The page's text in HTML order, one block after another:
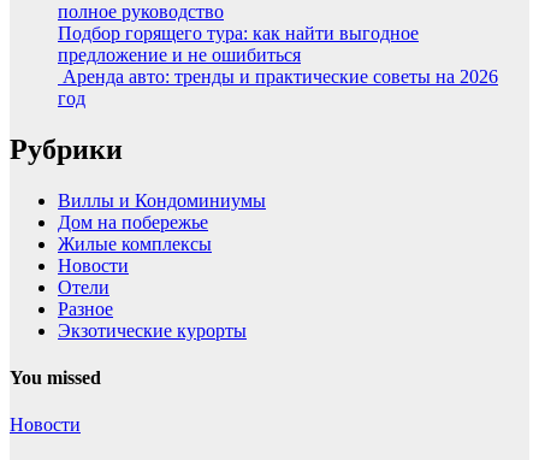
полное руководство
Подбор горящего тура: как найти выгодное
предложение и не ошибиться
Аренда авто: тренды и практические советы на 2026
год
Рубрики
Виллы и Кондоминиумы
Дом на побережье
Жилые комплексы
Новости
Отели
Разное
Экзотические курорты
You missed
Новости